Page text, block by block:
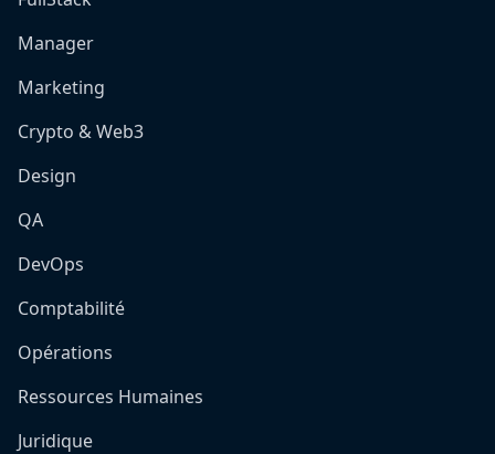
Manager
Marketing
Crypto & Web3
Design
QA
DevOps
Comptabilité
Opérations
Ressources Humaines
Juridique